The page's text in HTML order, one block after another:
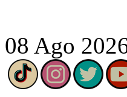
08 Ago